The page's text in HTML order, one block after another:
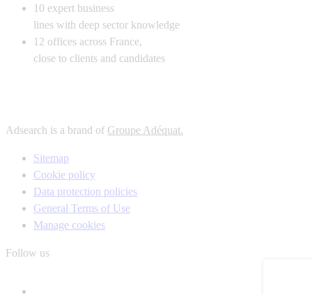
10 expert business
lines with deep sector knowledge
12 offices across France,
close to clients and candidates
Adsearch is a brand of Groupe Adéquat.
Sitemap
Cookie policy
Data protection policies
General Terms of Use
Manage cookies
Follow us